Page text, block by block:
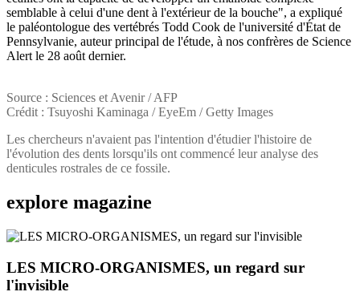
semblable à celui d'une dent à l'extérieur de la bouche", a expliqué
le paléontologue des vertébrés Todd Cook de l'université d'État de
Pennsylvanie, auteur principal de l'étude, à nos confrères de Science
Alert le 28 août dernier.
Source : Sciences et Avenir / AFP
Crédit : Tsuyoshi Kaminaga / EyeEm / Getty Images
Les chercheurs n'avaient pas l'intention d'étudier l'histoire de
l'évolution des dents lorsqu'ils ont commencé leur analyse des
denticules rostrales de ce fossile.
explore magazine
LES MICRO-ORGANISMES, un regard sur
l'invisible